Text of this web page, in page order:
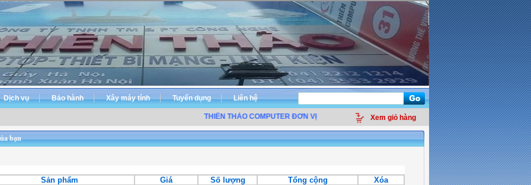
Dịch vụ Bảo hành Xây máy tính Tuyển dụng Liên hệ
THIÊN THẢO COMPUTER ĐƠN VỊ PHÂN PHỐI LINH KIỆN ĐIỆN TỬ MÁY TÍNH - THIẾT BỊ VĂN
Xem giỏ hàng
bạn
Sản phẩm Giá Số lượng Tổng cộng
Xóa